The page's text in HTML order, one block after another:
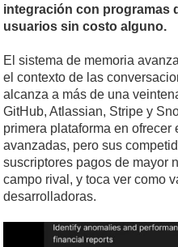
integración con programas
usuarios sin costo alguno.
El sistema de memoria
el contexto de las
alcanza a más de una
GitHub, Atlassian, Stripe y
primera plataforma en ofrecer
avanzadas, pero sus
suscriptores pagos de mayor
campo rival, y toca ver como
desarrolladoras.